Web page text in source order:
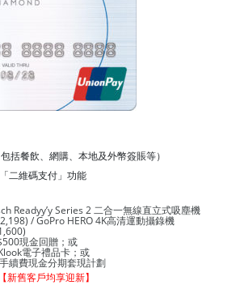
括餐飲、網購、本地及外幣簽賬等）
二維碼支付」功能
Readyy’y Series 2 二合一無線直立式吸塵機
/ GoPro HERO 4K高清運動攝錄機
現金回贈；或
電子禮品卡；或
續費現金分期套現計劃
【新舊客戶均享迎新】